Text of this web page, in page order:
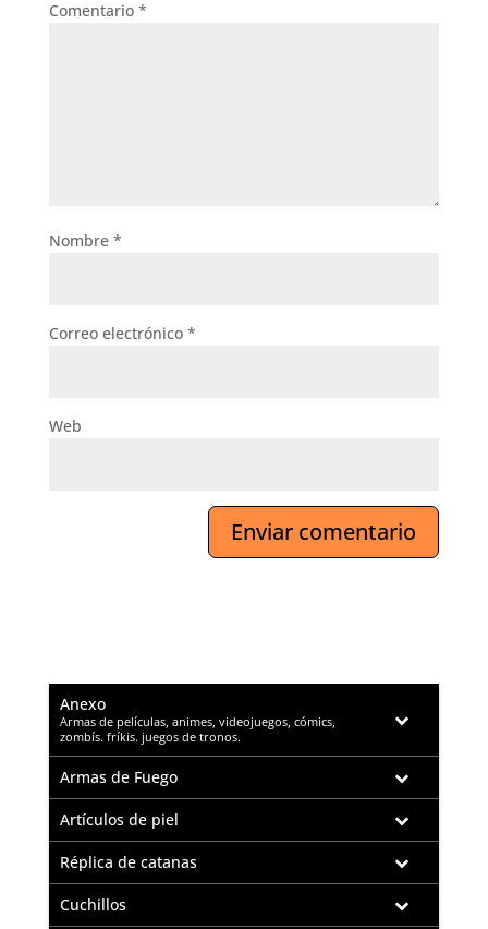
Comentario *
Nombre *
Correo electrónico *
Web
Anexo
–
Armas de películas, animes, videojuegos, cómics,
zombís. fríkis. juegos de tronos.
Armas de Fuego
Artículos de piel
Réplica de catanas
Cuchillos